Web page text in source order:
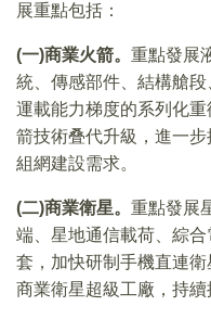
展重點包括：
(一)商業火箭。 重點發展
統、傳感部件、結構艙
運載能力梯度的系列化
箭技術叠代升級，進一
組網建設需求。
(二)商業衛星。 重點發展
端、星地通信載荷、綜
套，加快研制手機直連
商業衛星超級工廠，持續